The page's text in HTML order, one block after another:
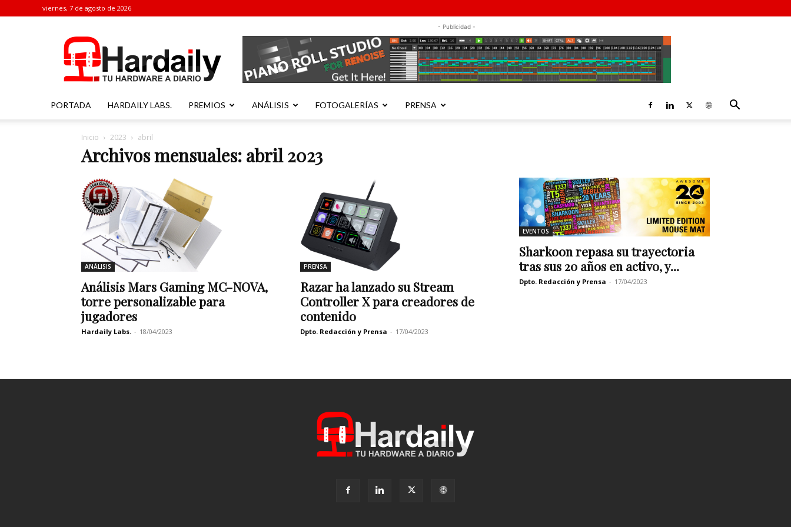
viernes, 7 de agosto de 2026
- Publicidad -
PORTADA HARDAILY LABS. PREMIOS ANÁLISIS FOTOGALERÍAS PRENSA
Inicio 2023 abril
Archivos mensuales: abril 2023
ANÁLISIS
Análisis Mars Gaming MC-NOVA,
torre personalizable para
jugadores
Hardaily Labs. - 18/04/2023
PRENSA
Razar ha lanzado su Stream
Controller X para creadores de
contenido
Dpto. Redacción y Prensa - 17/04/2023
EVENTOS
Sharkoon repasa su trayectoria
tras sus 20 años en activo, y...
Dpto. Redacción y Prensa - 17/04/2023